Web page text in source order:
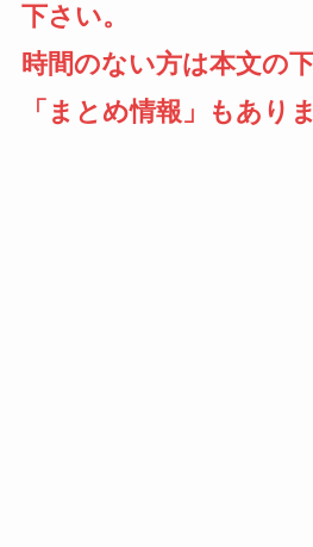
下さい。
時間のない方は本文の
「まとめ情報」もあり